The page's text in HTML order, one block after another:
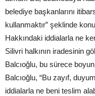
belediye başkanlarını
kullanmaktır” şeklinde
Hakkındaki iddialarla ne
Silivri halkının iradesinin
Balcıoğlu, bu sürece
Balcıoğlu, “Bu zayıf,
iddialarla ne beni teslim